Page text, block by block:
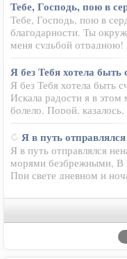
Проходит…
Тебе, Господь, пою в
Тебе, Господь, пою в
благодарности. Ты
меня судьбой отрадною!
бесполезную,
достал меня из…
Я без Тебя хотела быть
Я без Тебя хотела быть
Искала радости я в
болело. Порой,
руках. Но вновь
Я в путь
Я в путь отправлялся
морями безбрежными, В
При свете дневном и
Как…